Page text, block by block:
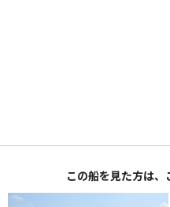
この船を見た方は、